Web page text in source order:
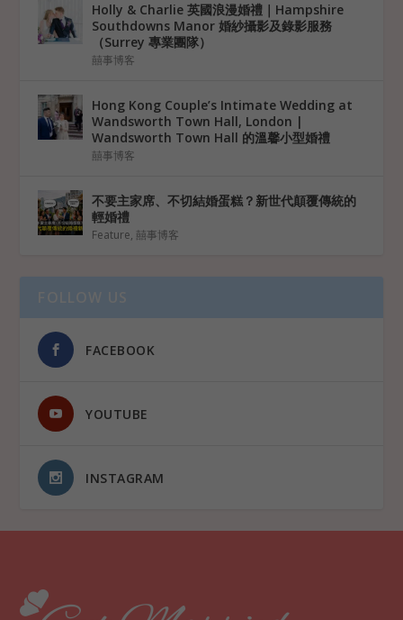
Holly & Charlie 英國浪漫婚禮｜Hampshire
Southdowns Manor 婚紗攝影及錄影服務
（Surrey 專業團隊）
囍事博客
Hong Kong Couple’s Intimate Wedding at
Wandsworth Town Hall, London |
Wandsworth Town Hall 的溫馨小型婚禮
囍事博客
不要主家席、不切結婚蛋糕？新世代顛覆傳統的
輕婚禮
Feature, 囍事博客
FACEBOOK
YOUTUBE
INSTAGRAM